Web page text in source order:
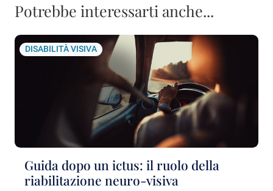
Potrebbe interessarti anche...
DISABILITÀ VISIVA
Guida dopo un ictus: il ruolo della
riabilitazione neuro-visiva